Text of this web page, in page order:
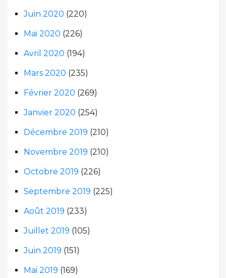
Juin 2020 (220)
Mai 2020 (226)
Avril 2020 (194)
Mars 2020 (235)
Février 2020 (269)
Janvier 2020 (254)
Décembre 2019 (210)
Novembre 2019 (210)
Octobre 2019 (226)
Septembre 2019 (225)
Août 2019 (233)
Juillet 2019 (105)
Juin 2019 (151)
Mai 2019 (169)